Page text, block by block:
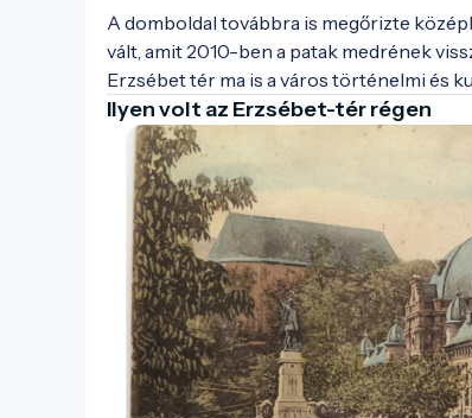
A domboldal továbbra is megőrizte
vált, amit 2010-ben a patak medrének
Erzsébet tér ma is a város történelmi és
Ilyen volt az Erzsébet-tér régen